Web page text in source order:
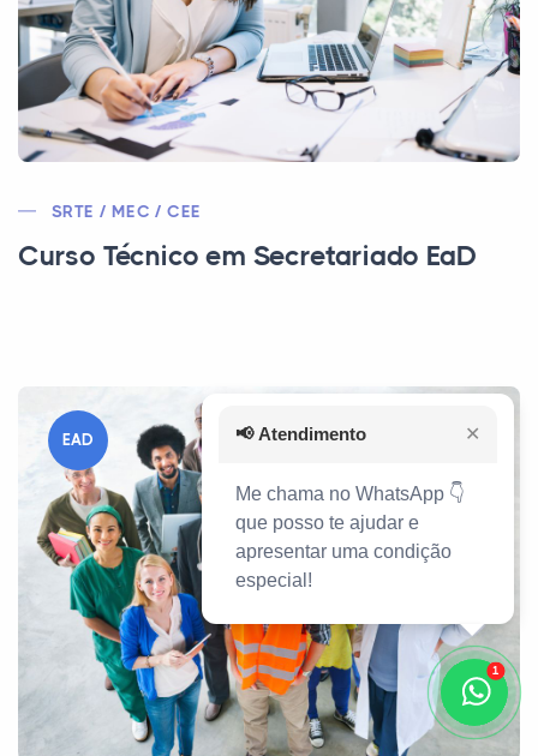
SRTE / MEC / CEE
Curso Técnico em Secretariado EaD
EAD
1
📢 Atendimento ✕
Me chama no WhatsApp 👇
que posso te ajudar e
apresentar uma condição
especial!